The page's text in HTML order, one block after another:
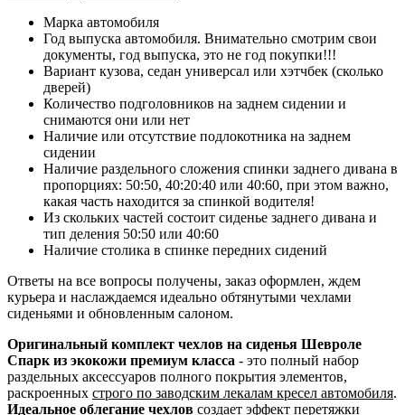
Марка автомобиля
Год выпуска автомобиля. Внимательно смотрим свои
документы, год выпуска, это не год покупки!!!
Вариант кузова, седан универсал или хэтчбек (сколько
дверей)
Количество подголовников на заднем сидении и
снимаются они или нет
Наличие или отсутствие подлокотника на заднем
сидении
Наличие раздельного сложения спинки заднего дивана в
пропорциях: 50:50, 40:20:40 или 40:60, при этом важно,
какая часть находится за спинкой водителя!
Из скольких частей состоит сиденье заднего дивана и
тип деления 50:50 или 40:60
Наличие столика в спинке передних сидений
Ответы на все вопросы получены, заказ оформлен, ждем
курьера и наслаждаемся идеально обтянутыми чехлами
сиденьями и обновленным салоном.
Оригинальный комплект чехлов на сиденья Шевроле
Спарк из экокожи премиум класса - это полный набор
раздельных аксессуаров полного покрытия элементов,
раскроенных строго по заводским лекалам кресел автомобиля.
Идеальное облегание чехлов создает эффект перетяжки